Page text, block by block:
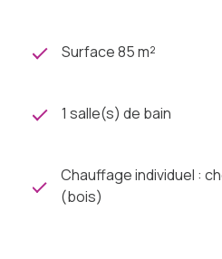
Surface 85 m²
1 salle(s) de bain
Chauffage individuel :
(bois)